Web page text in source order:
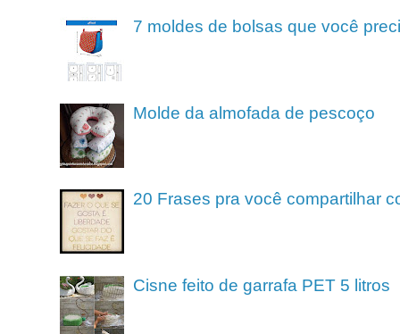
7 moldes de bolsas que você
Molde da almofada de pescoço
20 Frases pra você compartilhar
Cisne feito de garrafa PET 5 litros